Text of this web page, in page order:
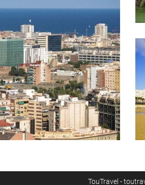
TouTravel -